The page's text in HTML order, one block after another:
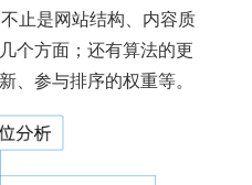
止是网站结构、内容质
个方面；还有算法的更
、参与排序的权重等。